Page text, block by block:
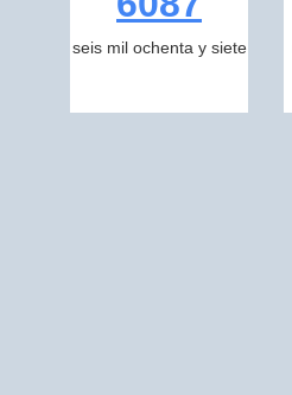
seis mil ochenta y siete